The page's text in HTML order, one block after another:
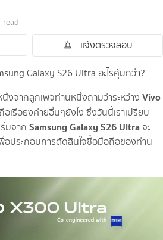
read
แจ้งตรวจสอบ
จากลูกเพจท่านหนึ่งถามว่าระหว่าง Vivo
เรือธงค่ายอื่นๆยังไง ซึ่งวันนี้เราเปรียบ
มจาก Samsung Galaxy S26 Ultra จะ
อประกอบการตัดสินใจซื้อมือถือของท่าน